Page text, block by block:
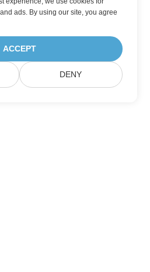
ads. By using our site, you agree
ACCEPT
DENY